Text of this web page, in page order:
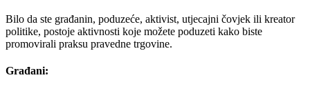
Bilo da ste građanin, poduzeće, aktivist, utjecajni čovjek ili kreator
politike, postoje aktivnosti koje možete poduzeti kako biste
promovirali praksu pravedne trgovine.
Građani: